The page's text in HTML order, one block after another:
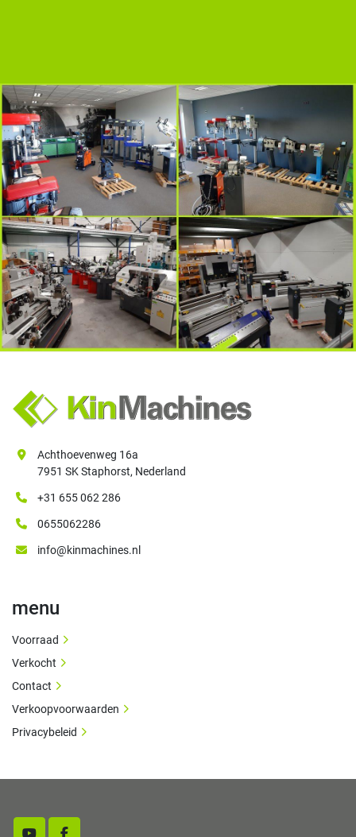
Achthoevenweg 16a
7951 SK Staphorst, Nederland
+31 655 062 286
0655062286
info@kinmachines.nl
menu
Voorraad
Verkocht
Contact
Verkoopvoorwaarden
Privacybeleid